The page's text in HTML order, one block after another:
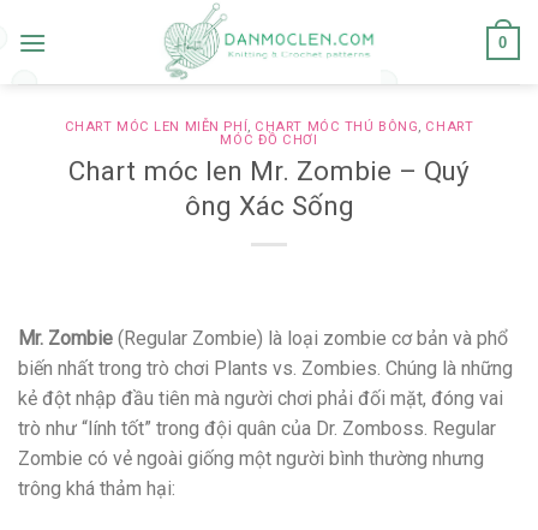
0
CHART MÓC LEN MIỄN PHÍ, CHART MÓC THÚ BÔNG, CHART
MÓC ĐỒ CHƠI
Chart móc len Mr. Zombie – Quý
ông Xác Sống
Mr. Zombie (Regular Zombie) là loại zombie cơ bản và phổ
biến nhất trong trò chơi Plants vs. Zombies. Chúng là những
kẻ đột nhập đầu tiên mà người chơi phải đối mặt, đóng vai
trò như “lính tốt” trong đội quân của Dr. Zomboss. Regular
Zombie có vẻ ngoài giống một người bình thường nhưng
trông khá thảm hại: